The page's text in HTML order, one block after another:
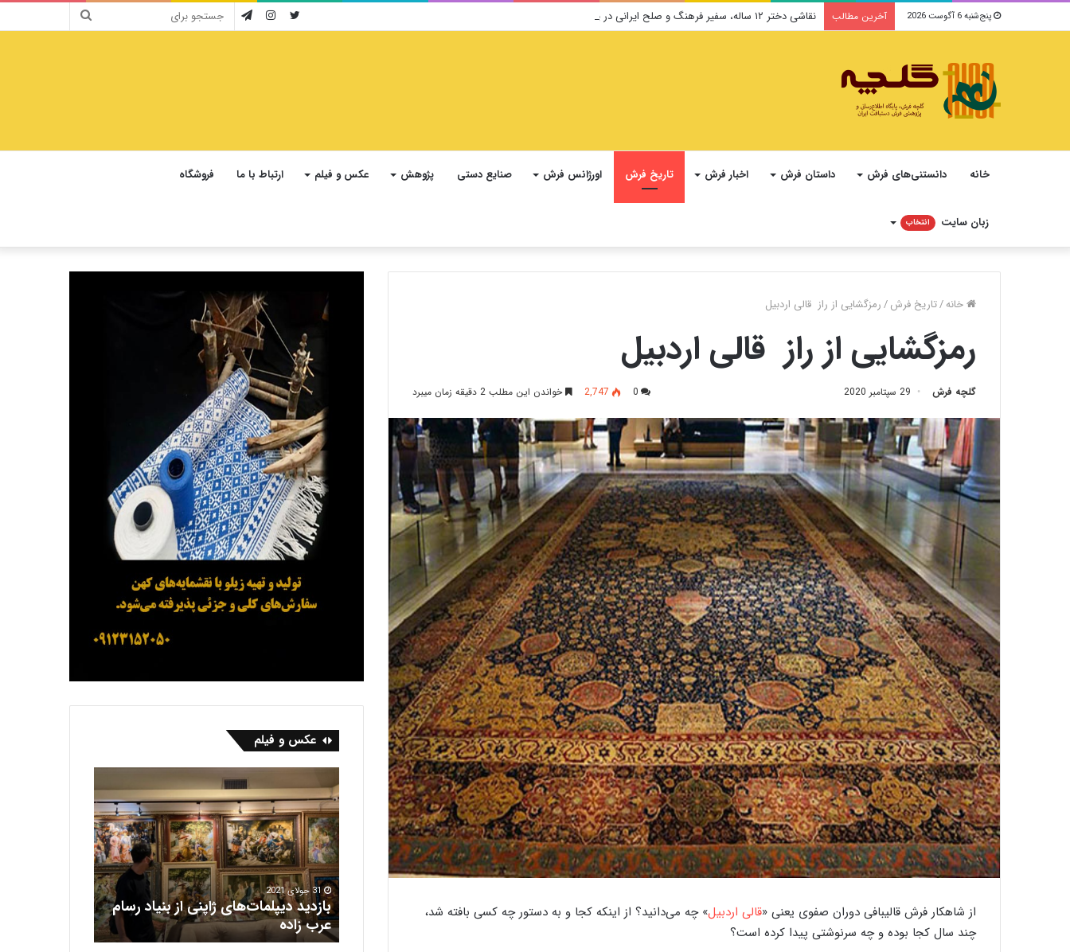
پنج‌شنبه 6 آگوست 2026 آخرین مطالب نقاشی دختر ۱۲ ساله، سفیر فرهنگ و صلح ایرانی در یونسکو می‌شود تلگرام
اینستاگرام توییتر
خانه دانستنی‌های فرش داستان فرش اخبار فرش تاریخ فرش اورژانس فرش صنایع دستی پژوهش عکس و فیلم ارتباط با ما فروشگاه
زبان سایت انتخاب
خانه/تاریخ فرش/رمزگشایی از راز قالی اردبیل
رمزگشایی از راز قالی اردبیل
گلچه فرش 29 سپتامبر 2020 0
2,747 خواندن این مطلب 2 دقیقه زمان میبرد
از شاهکار فرش قالیبافی دوران صفوی یعنی «قالی اردبیل» چه می‌دانید؟ از اینکه کجا و به دستور چه کسی بافته شد،
چند سال کجا بوده و چه سرنوشتی پیدا کرده است؟
عکس و فیلم
گ
ذ
ر
ی
ب
ر
ک
ر
گ
20 سپتامبر 2020
گذری بر کارگاه ‌های قالیبافی اردکان
خ
و
ر
ج
ی
ن‌
ب
ف
26 دسامبر 2023
خورجین‌ بافی به روایت تصویر
ا
ز
د
ی
د
د
ی
پ
ل
م
31 جولای 2021
بازدید دیپلمات‌های ژاپنی از بنیاد رسام
عرب‌ زاده